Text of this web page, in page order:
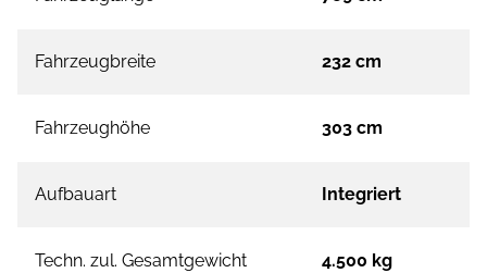
Fahrzeugbreite 232 cm
Fahrzeughöhe 303 cm
Aufbauart Integriert
Techn. zul. Gesamtgewicht 4.500 kg